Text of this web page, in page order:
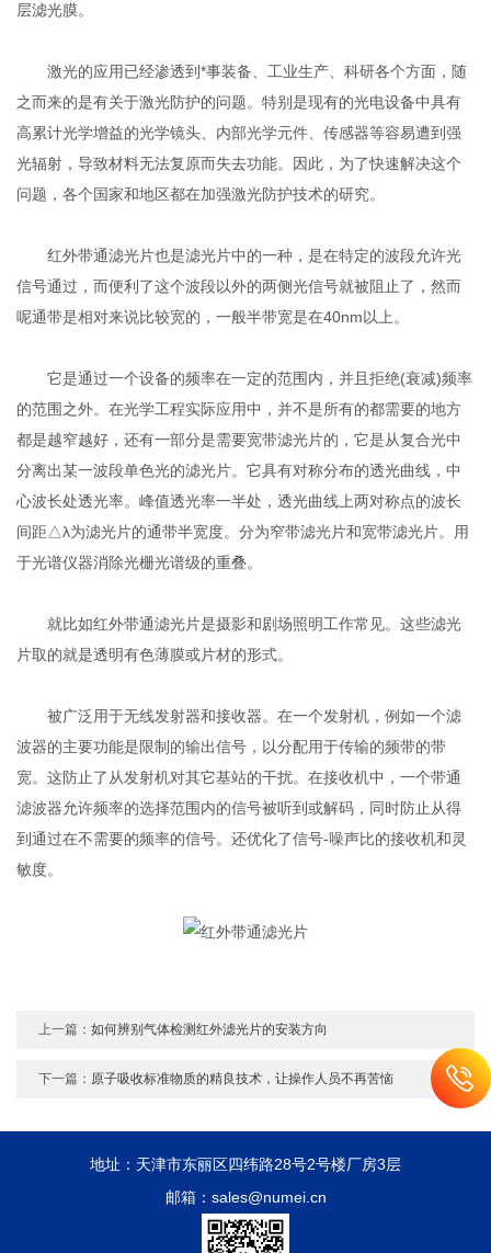
层滤光膜。
激光的应用已经渗透到*事装备、工业生产、科研各个方面，随
之而来的是有关于激光防护的问题。特别是现有的光电设备中具有
高累计光学增益的光学镜头、内部光学元件、传感器等容易遭到强
光辐射，导致材料无法复原而失去功能。因此，为了快速解决这个
问题，各个国家和地区都在加强激光防护技术的研究。
红外带通滤光片也是滤光片中的一种，是在特定的波段允许光
信号通过，而便利了这个波段以外的两侧光信号就被阻止了，然而
呢通带是相对来说比较宽的，一般半带宽是在40nm以上。
它是通过一个设备的频率在一定的范围内，并且拒绝(衰减)频率
的范围之外。在光学工程实际应用中，并不是所有的都需要的地方
都是越窄越好，还有一部分是需要宽带滤光片的，它是从复合光中
分离出某一波段单色光的滤光片。它具有对称分布的透光曲线，中
心波长处透光率。峰值透光率一半处，透光曲线上两对称点的波长
间距△λ为滤光片的通带半宽度。分为窄带滤光片和宽带滤光片。用
于光谱仪器消除光栅光谱级的重叠。
就比如红外带通滤光片是摄影和剧场照明工作常见。这些滤光
片取的就是透明有色薄膜或片材的形式。
被广泛用于无线发射器和接收器。在一个发射机，例如一个滤
波器的主要功能是限制的输出信号，以分配用于传输的频带的带
宽。这防止了从发射机对其它基站的干扰。在接收机中，一个带通
滤波器允许频率的选择范围内的信号被听到或解码，同时防止从得
到通过在不需要的频率的信号。还优化了信号-噪声比的接收机和灵
敏度。
上一篇：如何辨别气体检测红外滤光片的安装方向
下一篇： 原子吸收标准物质的精良技术，让操作人员不再苦恼
地址：天津市东丽区四纬路28号2号楼厂房3层
邮箱：sales@numei.cn